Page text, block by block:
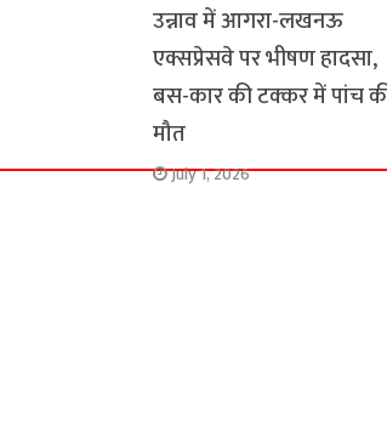
उन्नाव में आगरा-लखनऊ
एक्सप्रेसवे पर भीषण हादसा,
बस-कार की टक्कर में पांच
मौत
July 1, 2026